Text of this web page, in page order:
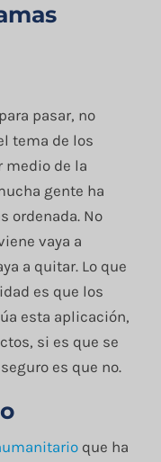
pasar, no
tema de los
medio de la
gente ha
ordenada. No
vaya a
a quitar. Lo que
es que los
esta aplicación,
si es que se
es que no.
que ha